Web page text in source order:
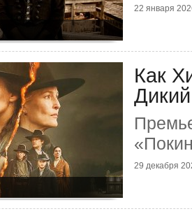
22 января
Как
29 декабря